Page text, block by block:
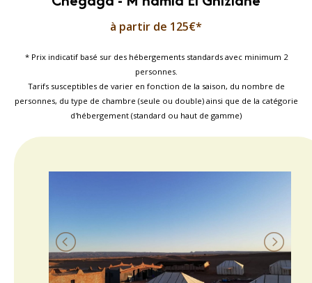
à partir de 125€*
* Prix indicatif basé sur des hébergements standards avec minimum 2
personnes.
Tarifs susceptibles de varier en fonction de la saison, du nombre de
personnes, du type de chambre (seule ou double) ainsi que de la catégorie
d'hébergement (standard ou haut de gamme)